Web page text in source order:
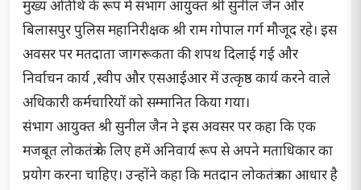
मुख्य अतिथि के रूप में संभाग आयुक्त श्री सुनील जैन और
बिलासपुर पुलिस महानिरीक्षक श्री राम गोपाल गर्ग मौजूद रहे। इस
अवसर पर मतदाता जागरूकता की शपथ दिलाई गई और
निर्वाचन कार्य ,स्वीप और एसआईआर में उत्कृष्ठ कार्य करने वाले
अधिकारी कर्मचारियों को सम्मानित किया गया।
संभाग आयुक्त श्री सुनील जैन ने इस अवसर पर कहा कि एक
मजबूत लोकतंत्र के लिए हमें अनिवार्य रूप से अपने मताधिकार का
प्रयोग करना चाहिए। उन्होंने कहा कि मतदान लोकतंत्र का आधार है